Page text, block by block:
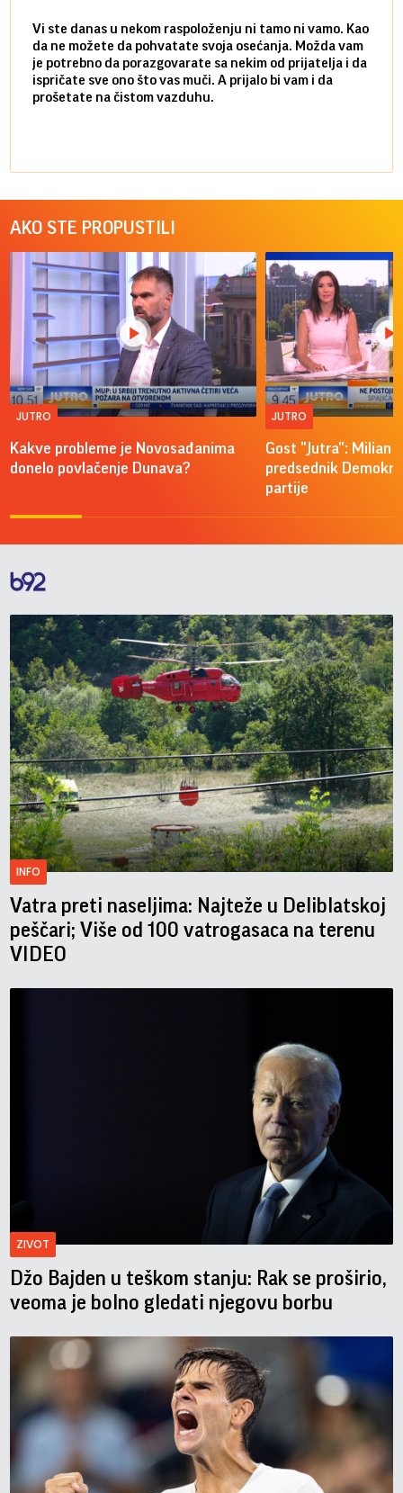
Vi ste danas u nekom raspoloženju ni tamo ni vamo. Kao
da ne možete da pohvatate svoja osećanja. Možda vam
je potrebno da porazgovarate sa nekim od prijatelja i da
ispričate sve ono što vas muči. A prijalo bi vam i da
prošetate na čistom vazduhu.
AKO STE PROPUSTILI
JUTRO
Kakve probleme je Novosađanima
donelo povlačenje Dunava?
JUTRO
Gost "Jutra": Milian
predsednik
partije
INFO
Vatra preti naseljima: Najteže u Deliblatskoj
peščari; Više od 100 vatrogasaca na terenu
VIDEO
ZIVOT
Džo Bajden u teškom stanju: Rak se proširio,
veoma je bolno gledati njegovu borbu